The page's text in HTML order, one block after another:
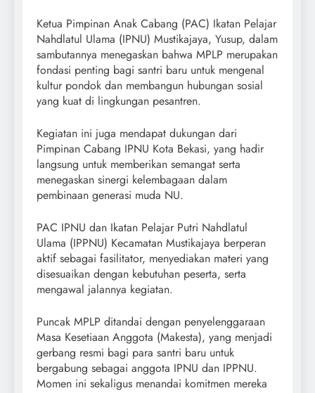
Ketua Pimpinan Anak Cabang (PAC) Ikatan Pelajar
Nahdlatul Ulama (IPNU) Mustikajaya, Yusup, dalam
sambutannya menegaskan bahwa MPLP merupakan
fondasi penting bagi santri baru untuk mengenal
kultur pondok dan membangun hubungan sosial
yang kuat di lingkungan pesantren.
Kegiatan ini juga mendapat dukungan dari
Pimpinan Cabang IPNU Kota Bekasi, yang hadir
langsung untuk memberikan semangat serta
menegaskan sinergi kelembagaan dalam
pembinaan generasi muda NU.
PAC IPNU dan Ikatan Pelajar Putri Nahdlatul
Ulama (IPPNU) Kecamatan Mustikajaya berperan
aktif sebagai fasilitator, menyediakan materi yang
disesuaikan dengan kebutuhan peserta, serta
mengawal jalannya kegiatan.
Puncak MPLP ditandai dengan penyelenggaraan
Masa Kesetiaan Anggota (Makesta), yang menjadi
gerbang resmi bagi para santri baru untuk
bergabung sebagai anggota IPNU dan IPPNU.
Momen ini sekaligus menandai komitmen mereka